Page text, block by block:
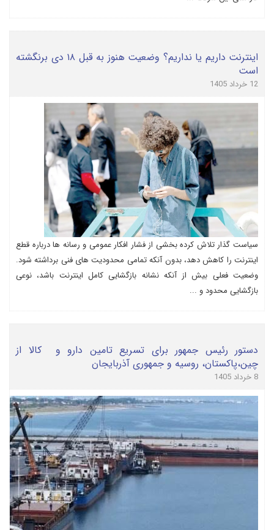
اینترنت داریم یا نداریم؟ وضعیت هنوز به قبل ۱۸ دی برنگشته
است
12 خرداد 1405
سیاست گذار تلاش کرده بخشی از فشار افکار عمومی و رسانه ها درباره قطع
اینترنت را کاهش دهد، بدون آنکه تمامی محدودیت های فنی برداشته شود.
وضعیت فعلی بیش از آنکه نشانه بازگشایی کامل اینترنت باشد، نوعی
بازگشایی محدود و ...
دستور رئیس جمهور برای تسریع تامین دارو و کالا از
چین،پاکستان، روسیه و جمهوری آذربایجان
8 خرداد 1405